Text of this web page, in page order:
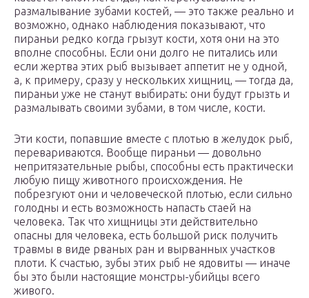
размалывание зубами костей, — это также реально и
возможно, однако наблюдения показывают, что
пираньи редко когда грызут кости, хотя они на это
вполне способны. Если они долго не питались или
если жертва этих рыб вызывает аппетит не у одной,
а, к примеру, сразу у нескольких хищниц, — тогда да,
пираньи уже не станут выбирать: они будут грызть и
размалывать своими зубами, в том числе, кости.
Эти кости, попавшие вместе с плотью в желудок рыб,
перевариваются. Вообще пираньи — довольно
непритязательные рыбы, способны есть практически
любую пищу животного происхождения. Не
побрезгуют они и человеческой плотью, если сильно
голодны и есть возможность напасть стаей на
человека. Так что хищницы эти действительно
опасны для человека, есть большой риск получить
травмы в виде рваных ран и вырванных участков
плоти. К счастью, зубы этих рыб не ядовиты — иначе
бы это были настоящие монстры-убийцы всего
живого.